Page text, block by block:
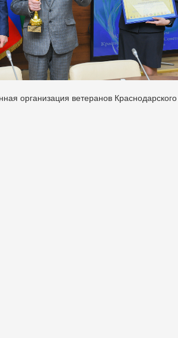
организация ветеранов